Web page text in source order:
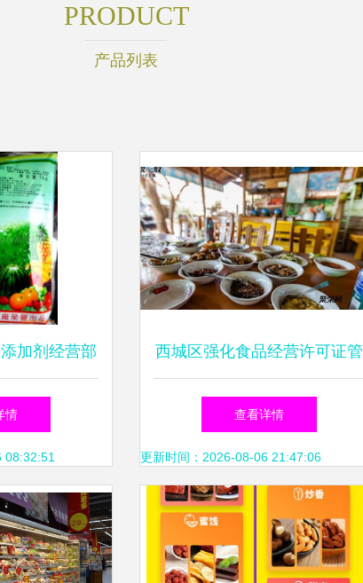
PRODUCT
产品列表
加剂经营部
舌尖上的安
情
08:32:51
西城区强化食品经营许可证管
理 筑牢食品安全防线
查看详情
更新时间：2026-08-06 21:47:06